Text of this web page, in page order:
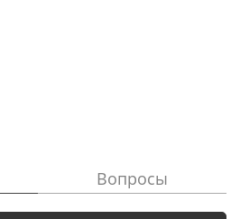
Вопросы